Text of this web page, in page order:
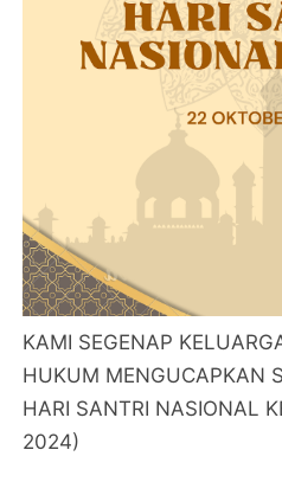
KAMI SEGENAP
HUKUM MENGUCAPKAN
HARI SANTRI NASIONAL
2024)